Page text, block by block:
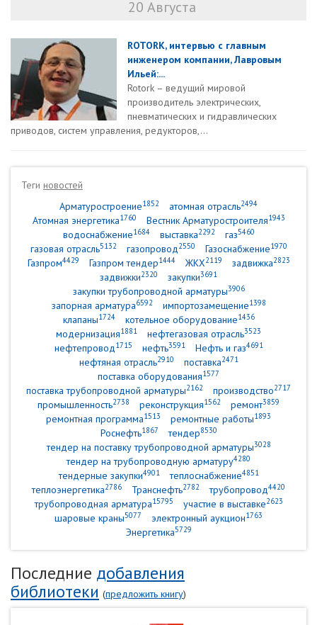
20 Августа
ROTORK, интервью с главным
инженером компании, Лавровым
Ильей:...
Rotork – ведущий мировой
производитель электрических,
пневматических и гидравлических
приводов, систем управления, редукторов,...
Теги новостей
Арматуростроение1852 атомная отрасль2494
Атомная энергетика1760 Вестник Арматуростроителя1943
водоснабжение1684 выставка2292 газ5460
газовая отрасль5132 газопровод2550 Газоснабжение1970
Газпром4429 Газпром тендер1444 ЖКХ2119 задвижка2823
задвижки2320 закупки3691
закупки трубопроводной арматуры3906
запорная арматура6592 импортозамещение1398
клапаны1724 котельное оборудование1436
модернизация1881 нефтегазовая отрасль3523
нефтепровод1715 нефть3591 Нефть и газ4691
нефтяная отрасль2910 поставка2471
поставка оборудования1577
поставка трубопроводной арматуры2162 производство2717
промышленность2738 реконструкция1562 ремонт3859
ремонтная программа1513 ремонтные работы1893
Роснефть1867 тендер8530
тендер на поставку трубопроводной арматуры3028
тендер на трубопроводную арматуру4280
тендерные закупки4901 теплоснабжение4851
теплоэнергетика2786 Транснефть2782 трубопровод4420
трубопроводная арматура15795 участие в выставке2623
шаровые краны5077 электронный аукцион1763
Энергетика5729
Последние добавления
библиотеки (предложить книгу)